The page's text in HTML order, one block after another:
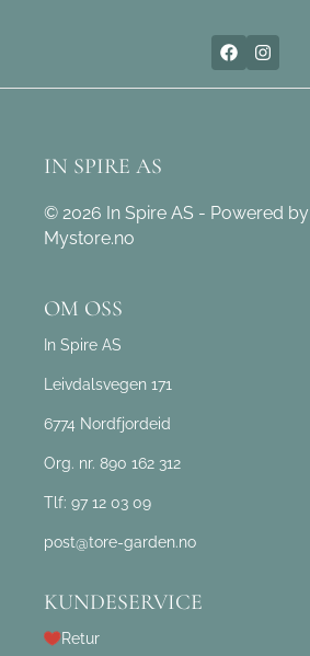
IN SPIRE AS
© 2026 In Spire AS - Powered by
Mystore.no
OM OSS
In Spire AS
Leivdalsvegen 171
6774 Nordfjordeid
Org. nr. 890 162 312
Tlf: 97 12 03 09
post@tore-garden.no
KUNDESERVICE
Retur